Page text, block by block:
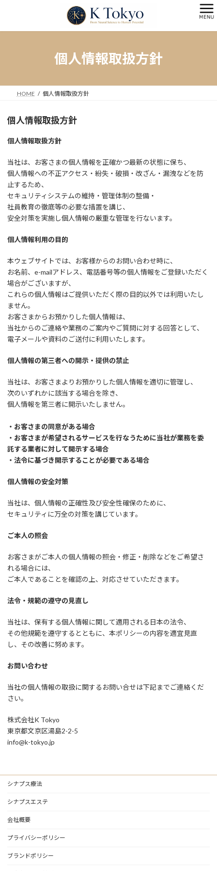
ン
ー
個人情報取扱方針
HOME 個人情報取扱方針
個人情報取扱方針
個人情報取扱方針
当社は、お客さまの個人情報を正確かつ最新の状態に保ち、
個人情報への不正アクセス・紛失・破損・改ざん・漏洩などを防
止するため、
セキュリティシステムの維持・管理体制の整備・
社員教育の徹底等の必要な措置を講じ、
安全対策を実施し個人情報の厳重な管理を行ないます。
個人情報利用の目的
本ウェブサイトでは、お客様からのお問い合わせ時に、
お名前、e-mailアドレス、電話番号等の個人情報をご登録いただく
場合がございますが、
これらの個人情報はご提供いただく際の目的以外では利用いたし
ません。
お客さまからお預かりした個人情報は、
当社からのご連絡や業務のご案内やご質問に対する回答として、
電子メールや資料のご送付に利用いたします。
個人情報の第三者への開示・提供の禁止
当社は、お客さまよりお預かりした個人情報を適切に管理し、
次のいずれかに該当する場合を除き、
個人情報を第三者に開示いたしません。
・お客さまの同意がある場合
・お客さまが希望されるサービスを行なうために当社が業務を委
託する業者に対して開示する場合
・法令に基づき開示することが必要である場合
個人情報の安全対策
当社は、個人情報の正確性及び安全性確保のために、
セキュリティに万全の対策を講じています。
ご本人の照会
お客さまがご本人の個人情報の照会・修正・削除などをご希望さ
れる場合には、
ご本人であることを確認の上、対応させていただきます。
法令・規範の遵守の見直し
当社は、保有する個人情報に関して適用される日本の法令、
その他規範を遵守するとともに、本ポリシーの内容を適宜見直
し、その改善に努めます。
お問い合わせ
当社の個人情報の取扱に関するお問い合せは下記までご連絡くだ
さい。
株式会社K Tokyo
東京都文京区湯島2-2-5
info@k-tokyo.jp
シナプス療法
シナプスエステ
会社概要
プライバシーポリシー
ブランドポリシー